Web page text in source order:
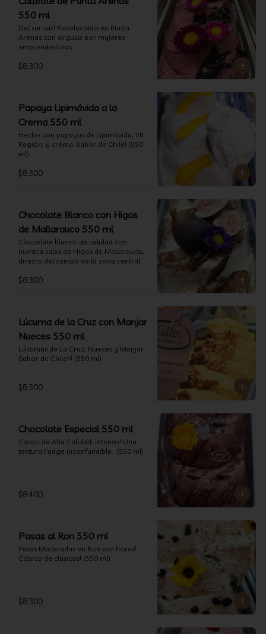
550 ml
Del sur sur! Recolectado en Punta
Arenas con orgullo por mujeres
emprendedoras.
$8.300
Papaya Lipimávida a la
Crema 550 ml
Hecho con papayas de Lipimávida, VII
Región, y crema. Sabor de Chile! (550
ml)
$8.300
Chocolate Blanco con Higos
de Mallarauco 550 ml
Chocolate blanco de calidad con
nuestra salsa de Higos de Mallarauco,
directo del campo de la zona central.
$8.300
Lúcuma de la Cruz con Manjar
Nueces 550 ml
Lúcumas de La Cruz, Nueces y Manjar.
Sabor de Chile!!! (550 ml)
$8.300
Chocolate Especial 550 ml
Cacao de Alta Calidad, intenso! Una
textura Fudge inconfundible.  (550 ml)
$8.400
Pasas al Ron 550 ml
Pasas Maceradas en Ron por horas!
Clásico de clásicos! (550 ml)
$8.300